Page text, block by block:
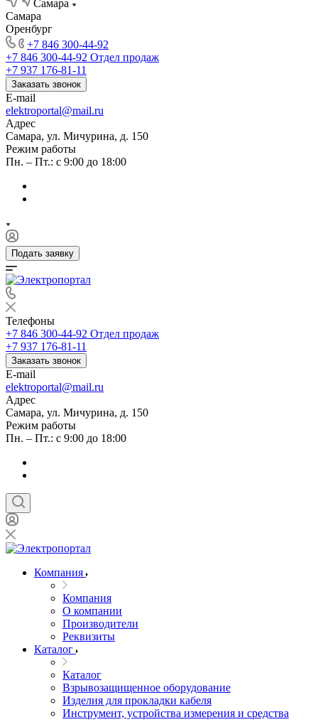
Самара
Самара
Оренбург
+7 846 300-44-92
+7 846 300-44-92 Отдел продаж
+7 937 176-81-11
Заказать звонок
E-mail
elektroportal@mail.ru
Адрес
Самара, ул. Мичурина, д. 150
Режим работы
Пн. – Пт.: с 9:00 до 18:00
Подать заявку
Телефоны
+7 846 300-44-92 Отдел продаж
+7 937 176-81-11
Заказать звонок
E-mail
elektroportal@mail.ru
Адрес
Самара, ул. Мичурина, д. 150
Режим работы
Пн. – Пт.: с 9:00 до 18:00
Компания
Компания
О компании
Производители
Реквизиты
Каталог
Каталог
Взрывозащищенное оборудование
Изделия для прокладки кабеля
Инструмент, устройства измерения и средства